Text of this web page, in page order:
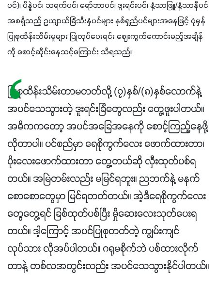
ပင်)၊ ပိန္နဲပင်၊ သရက်ပင်၊ ရော်ဘာပင်၊ ဒူးရင်းပင်၊ နံ့သာဖြူ/နံ့သာနီပင်
အစရှိသည့် ဥယျာယ်ခြံသီးနှံပင်များ နှစ်ရှည်ပင်များအနေဖြင့် ပုံမှန်
ပြုစုထိန်းသိမ်းမှုများ ပြုလုပ်ပေးရင်း ဈေးကွက်ကောင်းမည့်အချိန်
ကို စောင့်ဆိုင်းနေသင့်ကြောင်း သိရသည်။
ပြုစုထိန်းသိမ်းတာမတတ်လို့ (၇)နှစ်/(၈)နှစ်လောက်နဲ့
အပင်သေသွားတဲ့ ဒူးရင်းခြံတွေလည်း တွေ့ဖူးပါတယ်။
အဓိကကတော့ အပင်အခြေအနေကို စောင့်ကြည့်နေဖို့
လိုတာပါ။ ပင်စည်မှာ ရေစိုကွက်လေး ဖောက်ထားတာ၊
ပိုးလေးဖောက်ထားတာ တွေ့တယ်ဆို လှီးထုတ်ပစ်ရ
တယ်။ အမြဲတမ်းလည်း မမြင်ရဘူး။ ညဘက်နဲ့ မနက်
စောစောတွေမှာ မြင်ရတတ်တယ်။ အဲ့ဒီရေစိုကွက်လေး
တွေတွေ့ရင် ခြစ်ထုတ်ပစ်ပြီး မှိုဆေးလေးသုတ်ပေးရ
တယ်။ ဒါ့ကြောင့် အပင်ပြုစုတတ်တဲ့ ကျွမ်းကျင်
လုပ်သား လိုအပ်ပါတယ်။ ဂရုမစိုက်ဘဲ ပစ်ထားလိုက်
တာနဲ့ တစ်လအတွင်းလည်း အပင်သေသွားနိုင်ပါတယ်။